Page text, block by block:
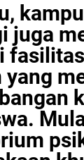
juga
yang